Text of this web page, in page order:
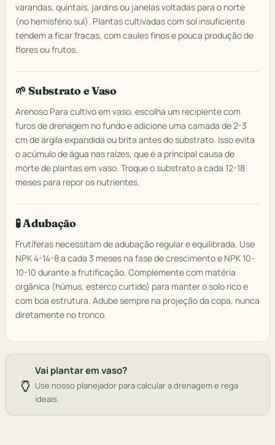
varandas, quintais, jardins ou janelas voltadas para o norte
(no hemisfério sul). Plantas cultivadas com sol insuficiente
tendem a ficar fracas, com caules finos e pouca produção de
flores ou frutos.
🌱 Substrato e Vaso
Arenoso Para cultivo em vaso, escolha um recipiente com
furos de drenagem no fundo e adicione uma camada de 2-3
cm de argila expandida ou brita antes do substrato. Isso evita
o acúmulo de água nas raízes, que é a principal causa de
morte de plantas em vaso. Troque o substrato a cada 12-18
meses para repor os nutrientes.
🧪 Adubação
Frutíferas necessitam de adubação regular e equilibrada. Use
NPK 4-14-8 a cada 3 meses na fase de crescimento e NPK 10-
10-10 durante a frutificação. Complemente com matéria
orgânica (húmus, esterco curtido) para manter o solo rico e
com boa estrutura. Adube sempre na projeção da copa, nunca
diretamente no tronco.
🏺
Vai plantar em vaso?
Use nosso planejador para calcular a drenagem e rega
ideais.